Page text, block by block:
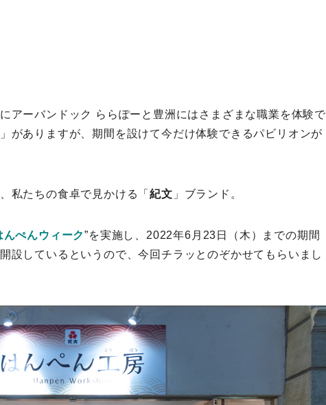
アーバンドック ららぽーと豊洲にはさまざまな職業を体験で
」がありますが、期間を設けて今だけ体験できるパビリオンが
私たちの食卓で見かける「紀文 」ブランド。
んぺんウィーク”を実施し、2022年6月23日（木）までの期間
開設しているというので、今回チラッとのぞかせてもらいまし